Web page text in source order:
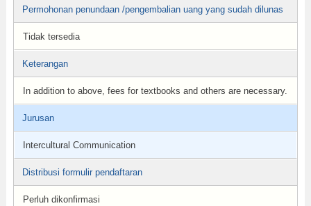
Permohonan penundaan /pengembalian uang yang sudah dilunas
Tidak tersedia
Keterangan
In addition to above, fees for textbooks and others are necessary.
Jurusan
Intercultural Communication
Distribusi formulir pendaftaran
Perluh dikonfirmasi